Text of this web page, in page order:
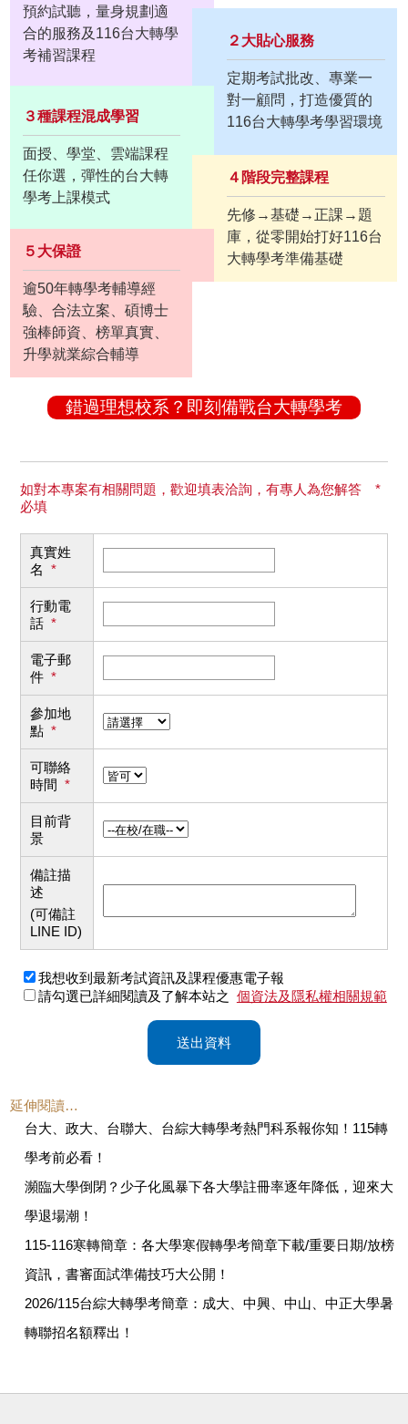
預約試聽，量身規劃適
合的服務及116台大轉學
考補習課程
２大貼心服務
定期考試批改、專業一
對一顧問，打造優質的
116台大轉學考學習環境
３種課程混成學習
面授、學堂、雲端課程
任你選，彈性的台大轉
學考上課模式
４階段完整課程
先修→基礎→正課→題
庫，從零開始打好116台
大轉學考準備基礎
５大保證
逾50年轉學考輔導經
驗、合法立案、碩博士
強棒師資、榜單真實、
升學就業綜合輔導
錯過理想校系？即刻備戰台大轉學考
如對本專案有相關問題，歡迎填表洽詢，有專人為您解答 *
必填
真實姓
名 *
行動電
話 *
電子郵
件 *
參加地
點 *
可聯絡
時間 *
目前背
景
備註描
述
(可備註
LINE ID)
我想收到最新考試資訊及課程優惠電子報
請勾選已詳細閱讀及了解本站之 個資法及隱私權相關規範
送出資料
延伸閱讀…
台大、政大、台聯大、台綜大轉學考熱門科系報你知！115轉
學考前必看！
瀕臨大學倒閉？少子化風暴下各大學註冊率逐年降低，迎來大
學退場潮！
115-116寒轉簡章：各大學寒假轉學考簡章下載/重要日期/放榜
資訊，書審面試準備技巧大公開！
2026/115台綜大轉學考簡章：成大、中興、中山、中正大學暑
轉聯招名額釋出！